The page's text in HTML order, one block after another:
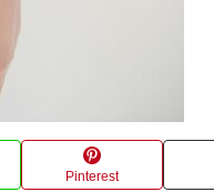
Pinterest